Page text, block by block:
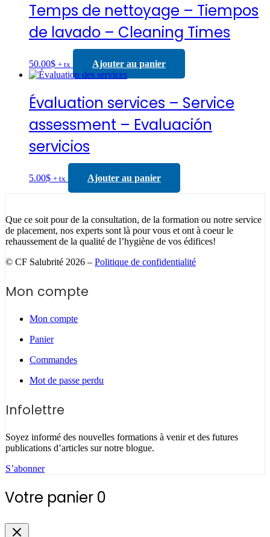
Temps de nettoyage – Tiempos
de lavado – Cleaning Times
50.00$ + tx Ajouter au panier
Évaluation services – Service
assessment – Evaluación
servicios
5.00$ + tx Ajouter au panier
Que ce soit pour de la consultation, de la formation ou notre service
de placement, nos experts sont là pour vous et ont à coeur le
rehaussement de la qualité de l’hygiène de vos édifices!
© CF Salubrité 2026 – Politique de confidentialité
Mon compte
Mon compte
Panier
Commandes
Mot de passe perdu
Infolettre
Soyez informé des nouvelles formations à venir et des futures
publications d’articles sur notre blogue.
S’abonner
Votre panier 0